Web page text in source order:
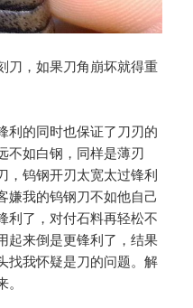
刀，如果刀角崩坏就得重
利的同时也保证了刀刃的
不如白钢，同样是薄刃
，钨钢开刃太宽太过锋利
嫌我的钨钢刀不如他自己
利了，对付石料再轻松不
起来倒是更锋利了，结果
找我怀疑是刀的问题。解